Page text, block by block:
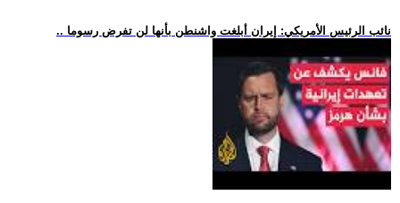
.. نائب الرئيس الأمريكي: إيران أبلغت واشنطن بأنها لن تفرض رسوما